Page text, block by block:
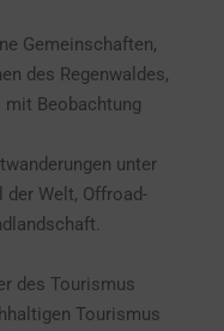
Gemeinschaften,
des Regenwaldes,
Beobachtung
unter
Welt, Offroad-
des Tourismus
Tourismus